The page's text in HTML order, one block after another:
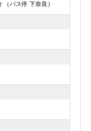
バス停 下奈良）